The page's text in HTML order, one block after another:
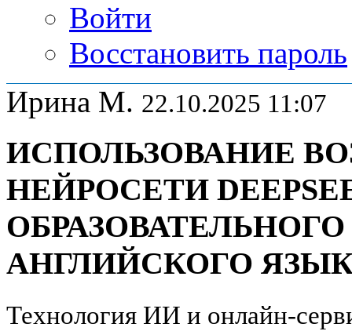
Войти
Восстановить пароль
Ирина М. 22.10.2025 11:07
ИСПОЛЬЗОВАНИЕ
НЕЙРОСЕТИ
АНГЛИЙСКОГО
Технология ИИ и онлайн-